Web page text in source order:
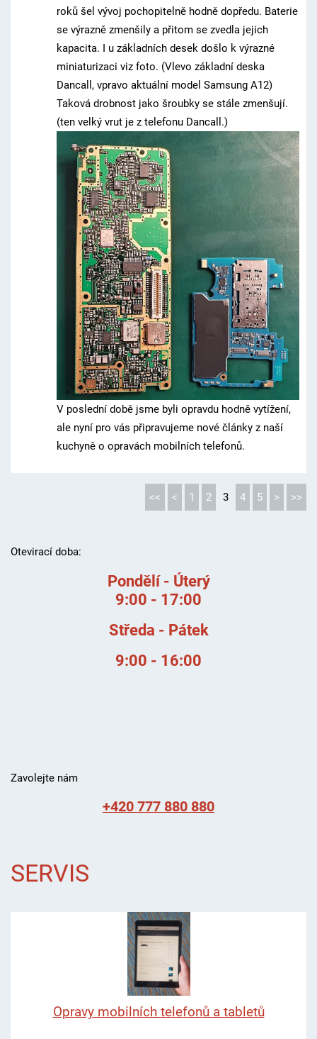
roků šel vývoj pochopitelně hodně dopředu. Baterie
se výrazně zmenšily a přitom se zvedla jejich
kapacita. I u základních desek došlo k výrazné
miniaturizaci viz foto. (Vlevo základní deska
Dancall, vpravo aktuální model Samsung A12)
Taková drobnost jako šroubky se stále zmenšují.
(ten velký vrut je z telefonu Dancall.)
V poslední době jsme byli opravdu hodně vytížení,
ale nyní pro vás připravujeme nové články z naší
kuchyně o opravách mobilních telefonů.
<< < 1 2 3 4 5 > >>
Otevirací doba:
Pondělí - Úterý
9:00 - 17:00
Středa - Pátek
9:00 - 16:00
Zavolejte nám
+420 777 880 880
SERVIS
Opravy mobilních telefonů a tabletů